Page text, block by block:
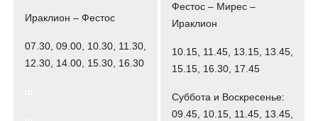
Ираклион – Фестос
07.30, 09.00, 10.30, 11.30,
12.30, 14.00, 15.30, 16.30
Фестос – Мирес –
Ираклион
10.15, 11.45, 13.15, 13.45,
15.15, 16.30, 17.45
Суббота и Воскресенье:
09.45, 10.15, 11.45, 13.45,